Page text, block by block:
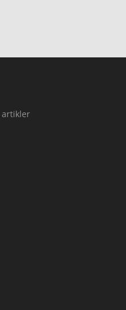
artikler